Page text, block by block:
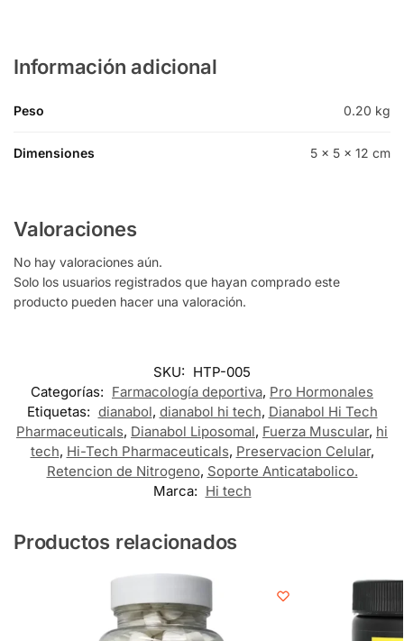
Información adicional
Peso 0.20 kg
Dimensiones 5 × 5 × 12 cm
Valoraciones
No hay valoraciones aún.
Solo los usuarios registrados que hayan comprado este
producto pueden hacer una valoración.
SKU: HTP-005
Categorías: Farmacología deportiva, Pro Hormonales
Etiquetas: dianabol, dianabol hi tech, Dianabol Hi Tech
Pharmaceuticals, Dianabol Liposomal, Fuerza Muscular, hi
tech, Hi-Tech Pharmaceuticals, Preservacion Celular,
Retencion de Nitrogeno, Soporte Anticatabolico.
Marca: Hi tech
Productos relacionados